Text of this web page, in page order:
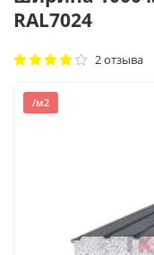
RAL7024
2 отзыва
/м2